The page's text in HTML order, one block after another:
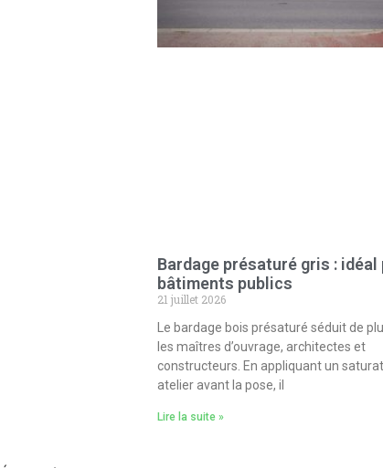
Bardage présaturé gris : idéal
bâtiments publics
21 juillet 2026
Le bardage bois présaturé séduit de
les maîtres d’ouvrage, architectes et
constructeurs. En appliquant un
atelier avant la pose, il
Lire la suite »